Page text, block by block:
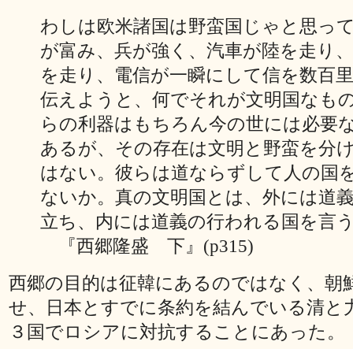
わしは欧米諸国は野蛮国じゃと思っ
が富み、兵が強く、汽車が陸を走り
を走り、電信が一瞬にして信を数百
伝えようと、何でそれが文明国なも
らの利器はもちろん今の世には必要
あるが、その存在は文明と野蛮を分
はない。彼らは道ならずして人の国
ないか。真の文明国とは、外には道
立ち、内には道義の行われる国を言
『西郷隆盛 下』(p315)
西郷の目的は征韓にあるのではなく、朝
せ、日本とすでに条約を結んでいる清と
３国でロシアに対抗することにあった。